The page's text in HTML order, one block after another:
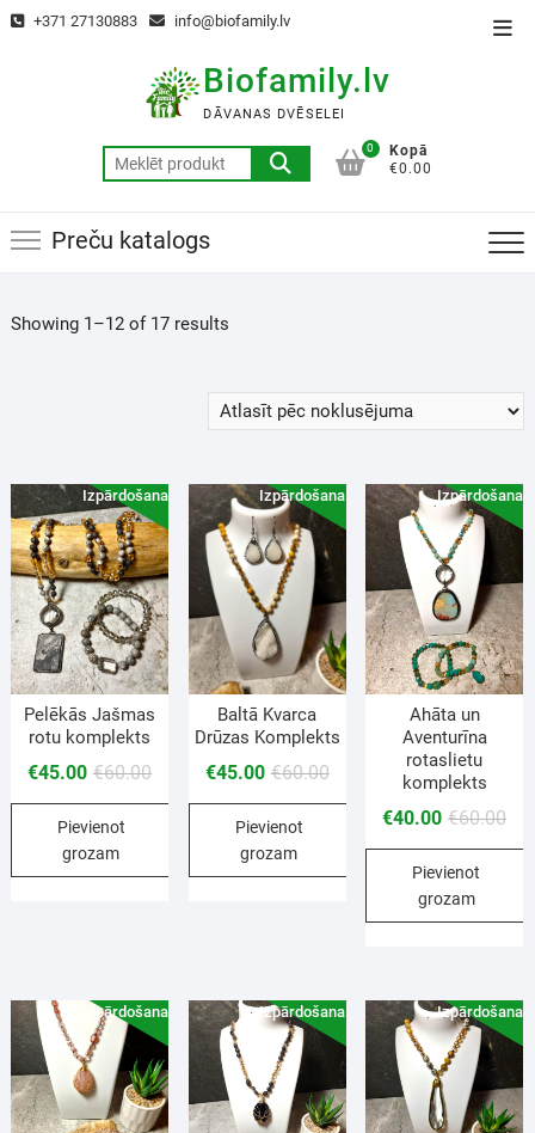
+371 27130883 info@biofamily.lv
Biofamily.lv
DĀVANAS DVĒSELEI
0
Kopā
€0.00
Preču katalogs
Showing 1–12 of 17 results
Izpārdošana!
Pelēkās Jašmas
rotu komplekts
€60.00
€45.00
Pievienot
grozam
Izpārdošana!
Baltā Kvarca
Drūzas Komplekts
€60.00
€45.00
Pievienot
grozam
Izpārdošana!
Ahāta un
Aventurīna
rotaslietu
komplekts
€60.00
€40.00
Pievienot
grozam
Izpārdošana! Izpārdošana! Izpārdošana!